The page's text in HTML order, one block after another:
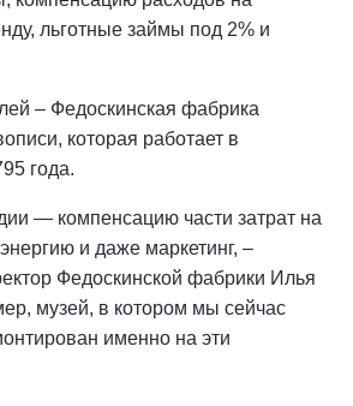
льготные займы под 2% и
– Федоскинская фабрика
которая работает в
года.
— компенсацию части затрат на
и даже маркетинг, –
Федоскинской фабрики Илья
музей, в котором мы сейчас
именно на эти